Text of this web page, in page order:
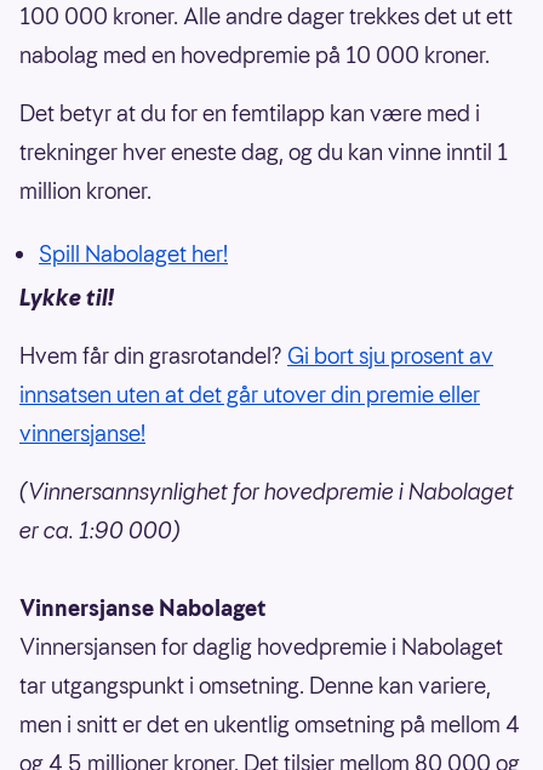
100 000 kroner. Alle andre dager trekkes det ut ett
nabolag med en hovedpremie på 10 000 kroner.
Det betyr at du for en femtilapp kan være med i
trekninger hver eneste dag, og du kan vinne inntil 1
million kroner.
Spill Nabolaget her!
Lykke til!
Hvem får din grasrotandel? Gi bort sju prosent av
innsatsen uten at det går utover din premie eller
vinnersjanse!
(Vinnersannsynlighet for hovedpremie i Nabolaget
er ca. 1:90 000)
Vinnersjanse Nabolaget
Vinnersjansen for daglig hovedpremie i Nabolaget
tar utgangspunkt i omsetning. Denne kan variere,
men i snitt er det en ukentlig omsetning på mellom 4
og 4,5 millioner kroner. Det tilsier mellom 80 000 og